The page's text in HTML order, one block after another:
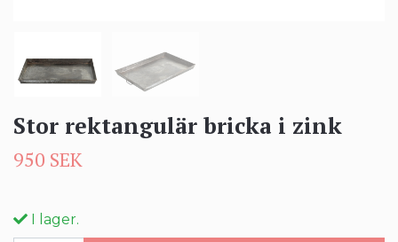
Stor rektangulär bricka i zink
950 SEK
I lager.